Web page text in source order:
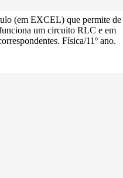
(em EXCEL) que permite de
um circuito RLC e em
Física/11º ano.